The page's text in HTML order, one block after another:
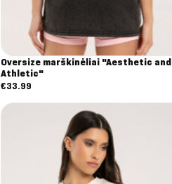
Oversize marškinėliai "Aesthetic and
Athletic"
€33.99